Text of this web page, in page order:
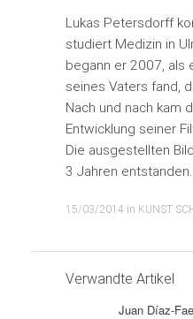
Lukas Petersdorff
studiert Medizin in
begann er 2007, als
seines Vaters fand,
Nach und nach kam
Entwicklung seiner
Die ausgestellten
3 Jahren entstanden.
15/03/2014 in KUNST
Verwandte Artikel
Juan Díaz-